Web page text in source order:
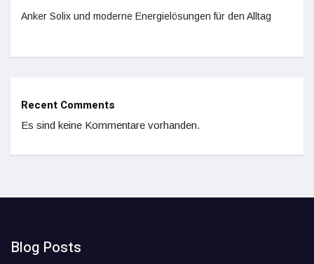
Anker Solix und moderne Energielösungen für den Alltag
Recent Comments
Es sind keine Kommentare vorhanden.
Blog Posts